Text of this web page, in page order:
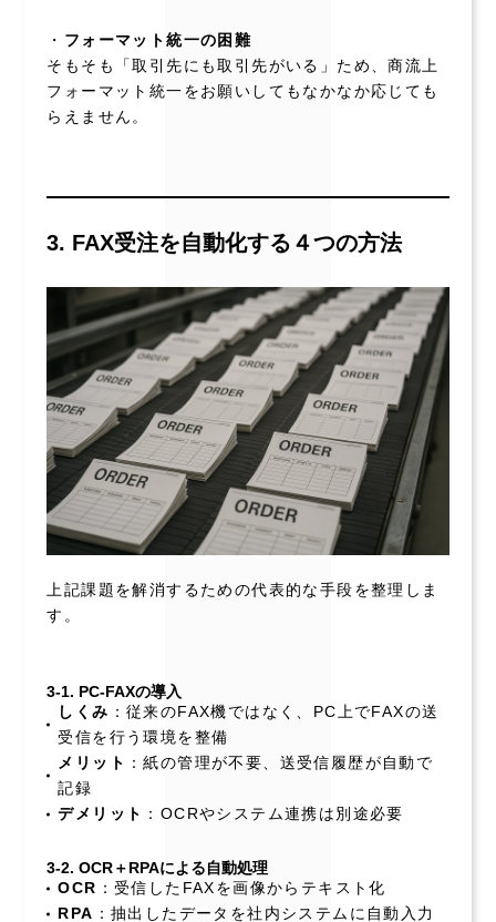
・ フォーマット統一の困難
そもそも「取引先にも取引先がいる」ため、商流上
フォーマット統一をお願いしてもなかなか応じても
らえません。
3. FAX受注を自動化する４つの方法
上記課題を解消するための代表的な手段を整理しま
す。
3-1. PC-FAXの導入
しくみ ：従来のFAX機ではなく、PC上でFAXの送
受信を行う環境を整備
メリット ：紙の管理が不要、送受信履歴が自動で
記録
デメリット ：OCRやシステム連携は別途必要
3-2. OCR＋RPAによる自動処理
OCR ：受信したFAXを画像からテキスト化
RPA ：抽出したデータを社内システムに自動入力